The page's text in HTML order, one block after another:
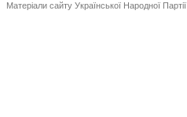
Матеріали сайту Української Народної Партії